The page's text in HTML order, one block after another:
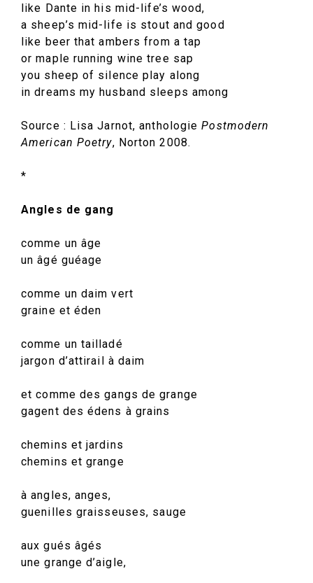
like Dante in his mid-life’s wood,
a sheep’s mid-life is stout and good
like beer that ambers from a tap
or maple running wine tree sap
you sheep of silence play along
in dreams my husband sleeps among
Source : Lisa Jarnot, anthologiePostmodern
American Poetry, Norton 2008.
*
Angles de gang
comme un âge
un âgé guéage
comme un daim vert
graine et éden
comme un tailladé
jargon d’attirail à daim
et comme des gangs de grange
gagent des édens à grains
chemins et jardins
chemins et grange
à angles, anges,
guenilles graisseuses, sauge
aux gués âgés
une grange d’aigle,